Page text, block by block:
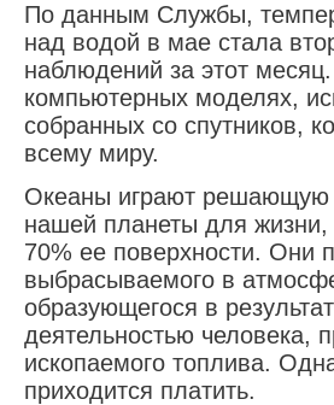
По данным Службы,
над водой в мае стала
наблюдений за этот
компьютерных моделях,
собранных со спутников,
всему миру.
Океаны играют решающую
нашей планеты для жизни,
70% ее поверхности. Они
выбрасываемого в
образующегося в
деятельностью человека,
ископаемого топлива.
приходится платить.